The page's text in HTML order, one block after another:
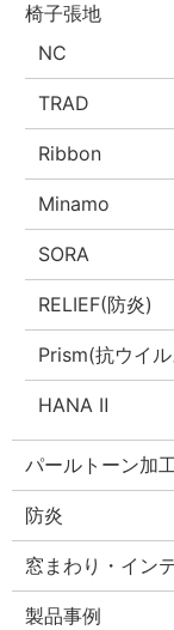
椅子張地
NC
TRAD
Ribbon
Minamo
SORA
RELIEF(防炎)
Prism(抗ウイ
HANA Ⅱ
パールトーン加
防炎
窓まわり・イン
製品事例